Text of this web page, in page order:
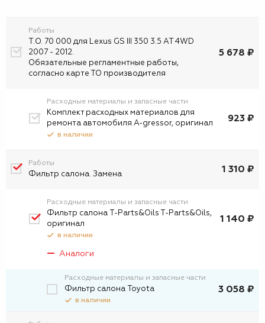
Работы
Т.О. 70 000 для Lexus GS III 350 3.5 AT 4WD
2007 - 2012.
Обязательные регламентные работы,
согласно карте ТО производителя
5 678 ₽
Расходные материалы и запасные части
Комплект расходных материалов для
ремонта автомобиля A-gressor, оригинал
в наличии
923 ₽
Работы
Фильтр салона. Замена 1 310 ₽
Расходные материалы и запасные части
Фильтр салона T-Parts&Oils T-Parts&Oils,
оригинал
в наличии
1 140 ₽
Аналоги
Расходные материалы и запасные части
Фильтр салона Toyota
в наличии
3 058 ₽